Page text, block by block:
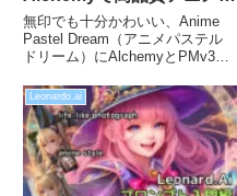
ラスト生成
無印でも十分かわいい、Anime
Pastel Dream（アニメパステル
ドリーム）にAlchemyとPMv3を
質なアニメイラストの生成が可能
となります。その作品例について
紹介したいと思います。
Leonardo.ai